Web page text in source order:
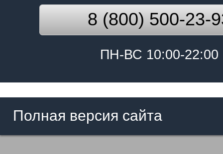
8 (800) 500-23-
ПН-ВС 10:00-22:00
Полная версия сайта